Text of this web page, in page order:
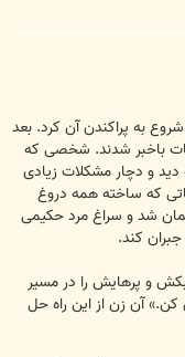
به پراکندن آن کرد. بعد
باخبر شدند. شخصی که
و دچار مشکلات زیادی
که ساخته همه دروغ
شد و سراغ مرد حکیمی
کند.
و پرهایش را در مسیر
آن زن از این راه حل